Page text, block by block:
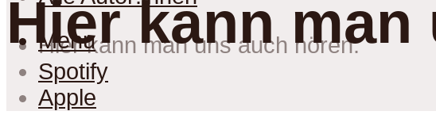
Menu
Hier kann
Hier kann man uns auch hören:
Spotify
Apple